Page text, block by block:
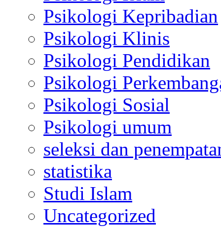
Psikologi Kepribadian
Psikologi Klinis
Psikologi Pendidikan
Psikologi
Psikologi Sosial
Psikologi umum
seleksi dan
statistika
Studi Islam
Uncategorized